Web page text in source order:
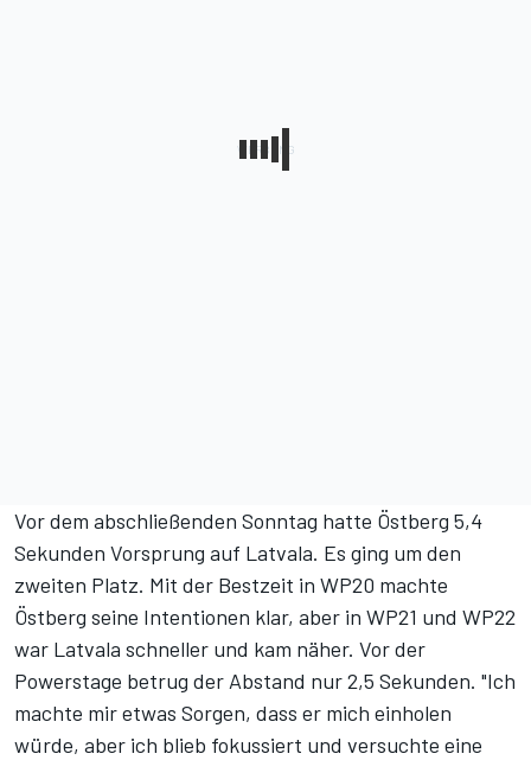
Vor dem abschließenden Sonntag hatte Östberg 5,4
Sekunden Vorsprung auf Latvala. Es ging um den
zweiten Platz. Mit der Bestzeit in WP20 machte
Östberg seine Intentionen klar, aber in WP21 und WP22
war Latvala schneller und kam näher. Vor der
Powerstage betrug der Abstand nur 2,5 Sekunden. "Ich
machte mir etwas Sorgen, dass er mich einholen
würde, aber ich blieb fokussiert und versuchte eine